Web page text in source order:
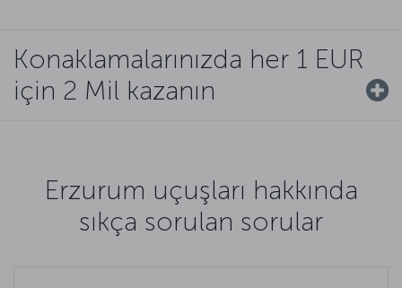
Konaklamalarınızda her 1 EUR
için 2 Mil kazanın
Erzurum uçuşları hakkında
sıkça sorulan sorular